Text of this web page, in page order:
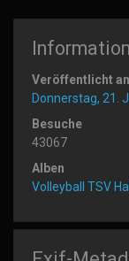
Information
Veröffentlicht
Donnerstag, 21.
Besuche
43067
Alben
Volleyball TSV